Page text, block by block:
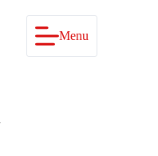
Menu